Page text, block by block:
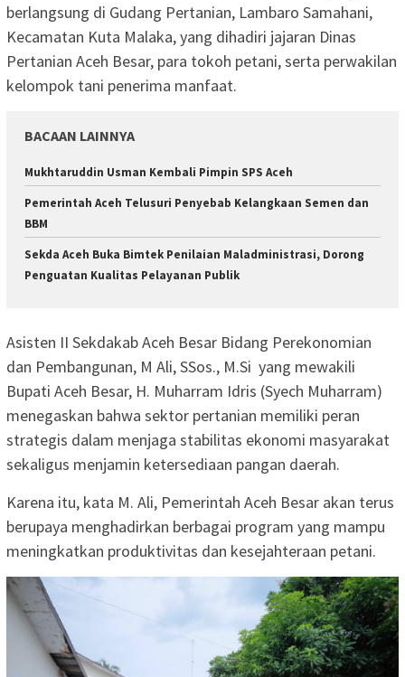
berlangsung di Gudang Pertanian, Lambaro Samahani,
Kecamatan Kuta Malaka, yang dihadiri jajaran Dinas
Pertanian Aceh Besar, para tokoh petani, serta perwakilan
kelompok tani penerima manfaat.
BACAAN LAINNYA
Mukhtaruddin Usman Kembali Pimpin SPS Aceh
Pemerintah Aceh Telusuri Penyebab Kelangkaan Semen dan
BBM
Sekda Aceh Buka Bimtek Penilaian Maladministrasi, Dorong
Penguatan Kualitas Pelayanan Publik
Asisten II Sekdakab Aceh Besar Bidang Perekonomian
dan Pembangunan, M Ali, SSos., M.Si yang mewakili
Bupati Aceh Besar, H. Muharram Idris (Syech Muharram)
menegaskan bahwa sektor pertanian memiliki peran
strategis dalam menjaga stabilitas ekonomi masyarakat
sekaligus menjamin ketersediaan pangan daerah.
Karena itu, kata M. Ali, Pemerintah Aceh Besar akan terus
berupaya menghadirkan berbagai program yang mampu
meningkatkan produktivitas dan kesejahteraan petani.